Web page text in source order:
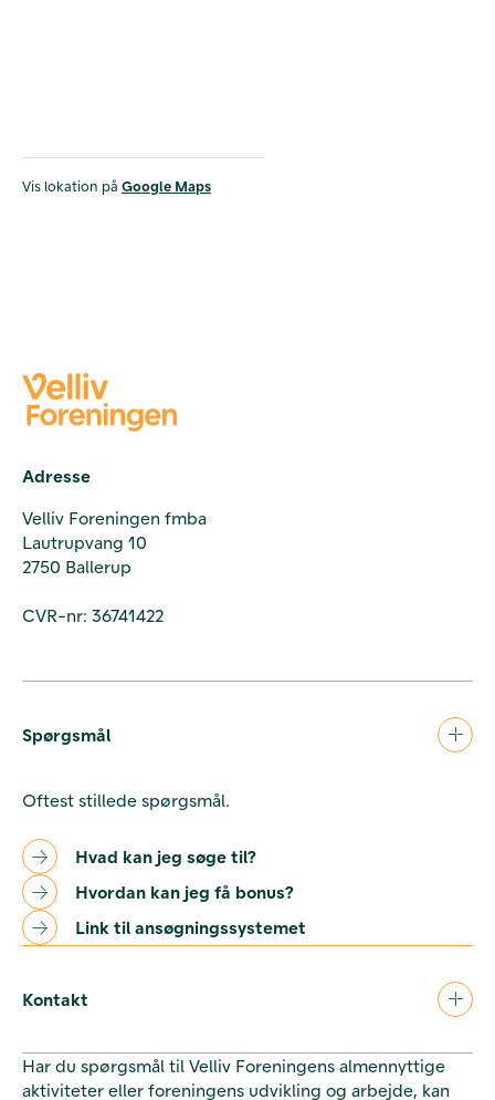
Vis lokation på Google Maps
Adresse
Velliv Foreningen fmba
Lautrupvang 10
2750 Ballerup
CVR-nr: 36741422
Spørgsmål
Oftest stillede spørgsmål.
Hvad kan jeg søge til?
Hvordan kan jeg få bonus?
Link til ansøgningssystemet
Kontakt
Har du spørgsmål til Velliv Foreningens almennyttige
aktiviteter eller foreningens udvikling og arbejde, kan